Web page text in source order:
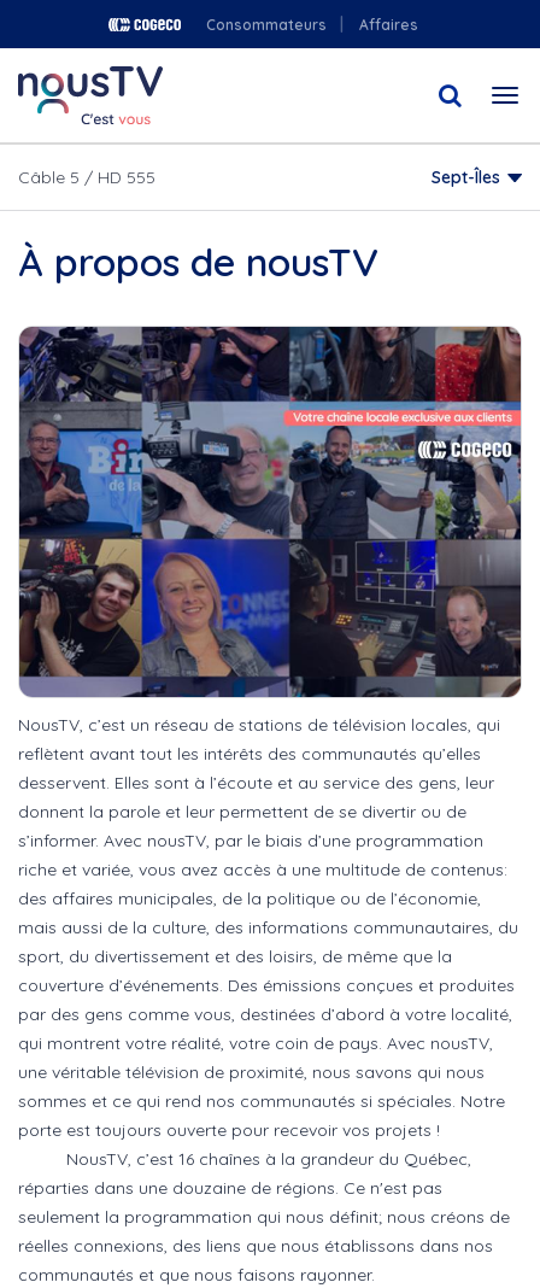
au
contenu
principal
Consommateurs Affaires
Câble 5 / HD 555 Sept-Îles
À propos de nousTV
NousTV, c’est un réseau de stations de télévision locales, qui
reflètent avant tout les intérêts des communautés qu’elles
desservent. Elles sont à l’écoute et au service des gens, leur
donnent la parole et leur permettent de se divertir ou de
s’informer. Avec nousTV, par le biais d’une programmation
riche et variée, vous avez accès à une multitude de contenus:
des affaires municipales, de la politique ou de l’économie,
mais aussi de la culture, des informations communautaires, du
sport, du divertissement et des loisirs, de même que la
couverture d’événements. Des émissions conçues et produites
par des gens comme vous, destinées d’abord à votre localité,
qui montrent votre réalité, votre coin de pays. Avec nousTV,
une véritable télévision de proximité, nous savons qui nous
sommes et ce qui rend nos communautés si spéciales. Notre
porte est toujours ouverte pour recevoir vos projets !
NousTV, c’est 16 chaînes à la grandeur du Québec,
réparties dans une douzaine de régions. Ce n'est pas
seulement la programmation qui nous définit; nous créons de
réelles connexions, des liens que nous établissons dans nos
communautés et que nous faisons rayonner.